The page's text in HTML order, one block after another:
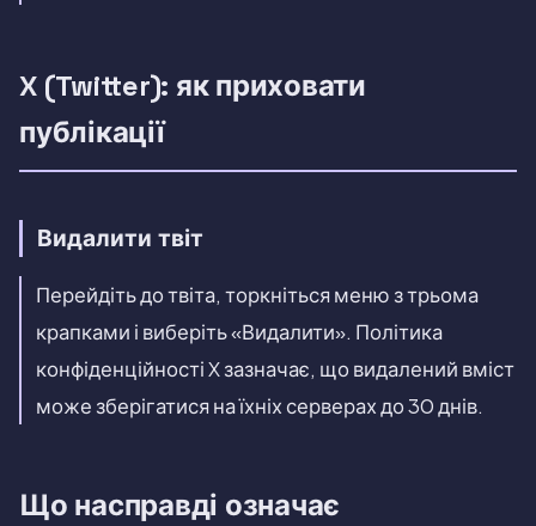
X (Twitter): як приховати
публікації
Видалити твіт
Перейдіть до твіта, торкніться меню з трьома
крапками і виберіть «Видалити». Політика
конфіденційності X зазначає, що видалений вміст
може зберігатися на їхніх серверах до 30 днів.
Що насправді означає